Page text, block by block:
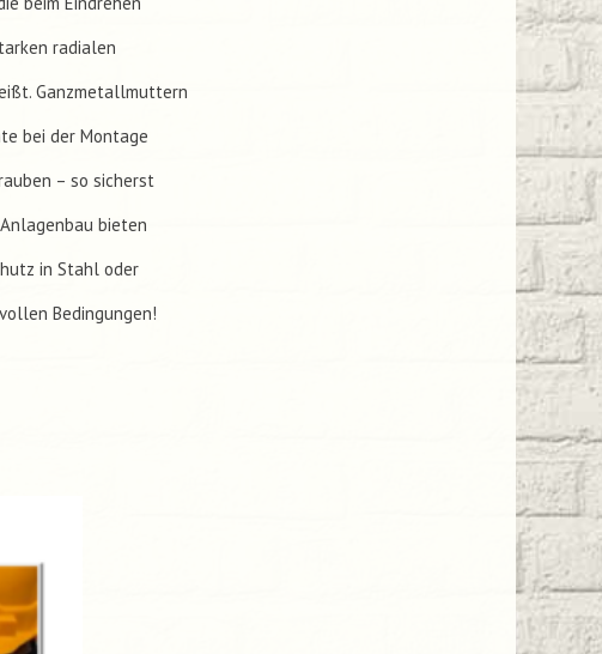
radialen
Ganzmetallmuttern
bei der Montage
– so sicherst
bieten
in Stahl oder
Bedingungen!